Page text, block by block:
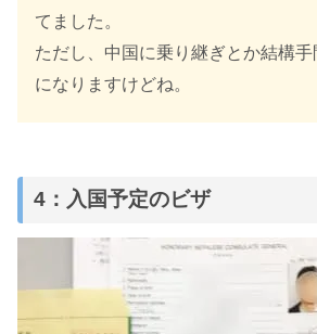
てました。
ただし、中国に乗り継ぎとか結構手
になりますけどね。
4：入国予定のビザ